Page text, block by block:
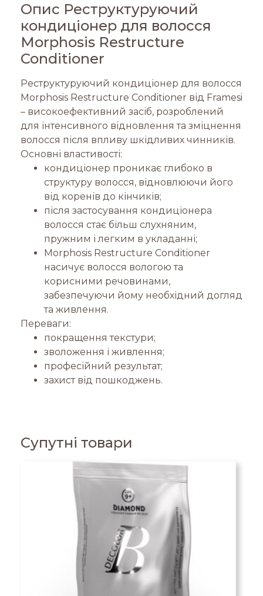
Опис Реструктуруючий
кондиціонер для волосся
Morphosis Restructure
Conditioner
Реструктуруючий кондиціонер для волосся
Morphosis Restructure Conditioner від Framesi
– високоефективний засіб, розроблений
для інтенсивного відновлення та зміцнення
волосся після впливу шкідливих чинників.
Основні властивості:
кондиціонер проникає глибоко в
структуру волосся, відновлюючи його
від коренів до кінчиків;
після застосування кондиціонера
волосся стає більш слухняним,
пружним і легким в укладанні;
Morphosis Restructure Conditioner
насичує волосся вологою та
корисними речовинами,
забезпечуючи йому необхідний догляд
та живлення.
Переваги:
покращення текстури;
зволоження і живлення;
професійний результат;
захист від пошкоджень.
Супутні товари